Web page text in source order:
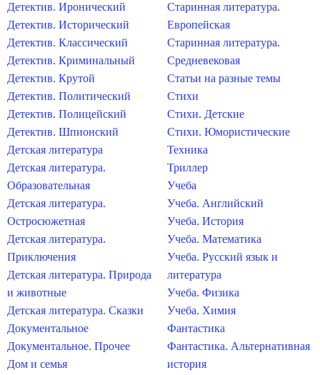
Детектив. Иронический
Детектив. Исторический
Детектив. Классический
Детектив. Криминальный
Детектив. Крутой
Детектив. Политический
Детектив. Полицейский
Детектив. Шпионский
Детская литература
Детская литература.
Образовательная
Детская литература.
Остросюжетная
Детская литература.
Приключения
Детская литература. Природа
и животные
Детская литература. Сказки
Документальное
Документальное. Прочее
Дом и семья
Старинная литература.
Европейская
Старинная литература.
Средневековая
Статьи на разные темы
Стихи
Стихи. Детские
Стихи. Юмористические
Техника
Триллер
Учеба
Учеба. Английский
Учеба. История
Учеба. Математика
Учеба. Русский язык и
литература
Учеба. Физика
Учеба. Химия
Фантастика
Фантастика. Альтернативная
история